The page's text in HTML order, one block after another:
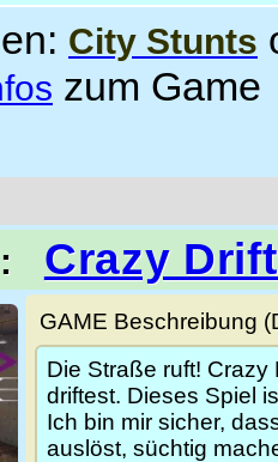
City Stunts
zum Game
Crazy
GAME Beschreibung
Die Straße ruft! Crazy
driftest. Dieses Spiel
Ich bin mir sicher,
auslöst, süchtig